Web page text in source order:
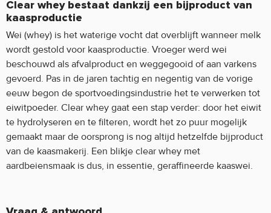
Clear whey bestaat dankzij een bijproduct van
kaasproductie
Wei (whey) is het waterige vocht dat overblijft wanneer melk
wordt gestold voor kaasproductie. Vroeger werd wei
beschouwd als afvalproduct en weggegooid of aan varkens
gevoerd. Pas in de jaren tachtig en negentig van de vorige
eeuw begon de sportvoedingsindustrie het te verwerken tot
eiwitpoeder. Clear whey gaat een stap verder: door het eiwit
te hydrolyseren en te filteren, wordt het zo puur mogelijk
gemaakt maar de oorsprong is nog altijd hetzelfde bijproduct
van de kaasmakerij. Een blikje clear whey met
aardbeiensmaak is dus, in essentie, geraffineerde kaaswei.